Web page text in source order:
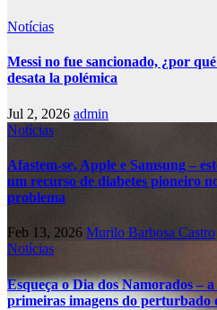
Notícias
Messi no fue sancionado, ¿por
desata la polémica
Jul 2, 2026 admin
Notícias
Afastem-se, Apple e Samsung –
um recurso de diabetes pioneiro
problema
Feb 13, 2026 Murilo Barbosa Castro
Notícias
Esqueça o Dia dos Namorados –
primeiras imagens do